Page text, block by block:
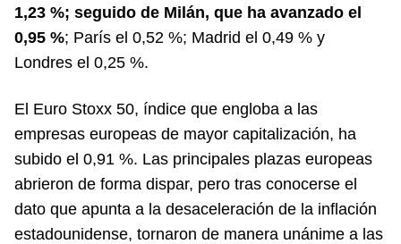
1,23 %; seguido de Milán, que ha avanzado el
0,95 %; París el 0,52 %; Madrid el 0,49 % y
Londres el 0,25 %.
El Euro Stoxx 50, índice que engloba a las
empresas europeas de mayor capitalización, ha
subido el 0,91 %. Las principales plazas europeas
abrieron de forma dispar, pero tras conocerse el
dato que apunta a la desaceleración de la inflación
estadounidense, tornaron de manera unánime a las